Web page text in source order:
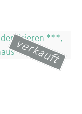
verkauft